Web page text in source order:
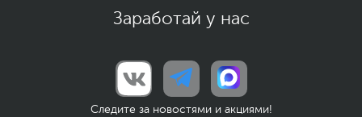
Заработай у нас
Следите за новостями и акциями!